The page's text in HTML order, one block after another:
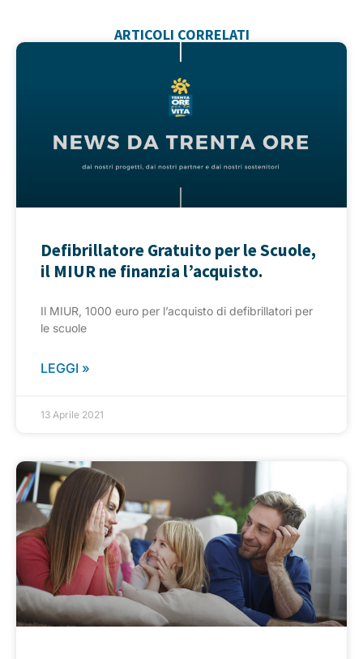
ARTICOLI CORRELATI
Defibrillatore Gratuito per le Scuole,
il MIUR ne finanzia l’acquisto.
Il MIUR, 1000 euro per l’acquisto di defibrillatori per
le scuole
LEGGI »
13 Aprile 2021